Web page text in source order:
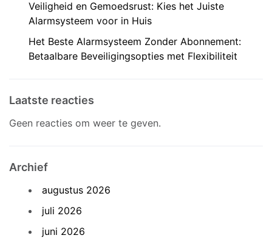
Veiligheid en Gemoedsrust: Kies het Juiste
Alarmsysteem voor in Huis
Het Beste Alarmsysteem Zonder Abonnement:
Betaalbare Beveiligingsopties met Flexibiliteit
Laatste reacties
Geen reacties om weer te geven.
Archief
augustus 2026
juli 2026
juni 2026